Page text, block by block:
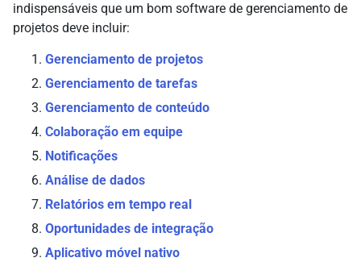
indispensáveis que um bom software de gerenciamento de
projetos deve incluir:
Gerenciamento de projetos
Gerenciamento de tarefas
Gerenciamento de conteúdo
Colaboração em equipe
Notificações
Análise de dados
Relatórios em tempo real
Oportunidades de integração
Aplicativo móvel nativo